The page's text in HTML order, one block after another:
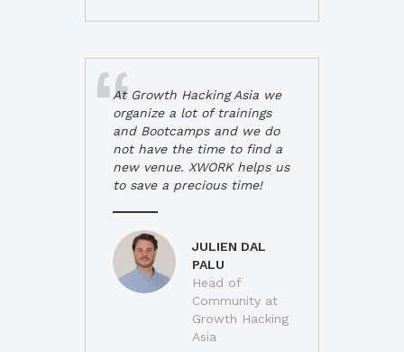
At Growth Hacking Asia we
organize a lot of trainings
and Bootcamps and we do
not have the time to find a
new venue. XWORK helps us
to save a precious time!
JULIEN DAL
PALU
Head of
Community at
Growth Hacking
Asia